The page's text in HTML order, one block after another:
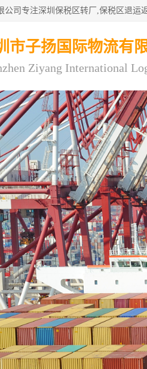
市子扬国际物流有
Ziyang International